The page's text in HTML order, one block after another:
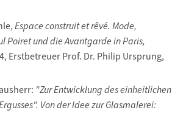
Espace construit et rêvé. Mode,
Poiret und die Avantgarde in Paris,
Erstbetreuer Prof. Dr. Philip Ursprung,
"Zur Entwicklung des einheitlichen
Von der Idee zur Glasmalerei: